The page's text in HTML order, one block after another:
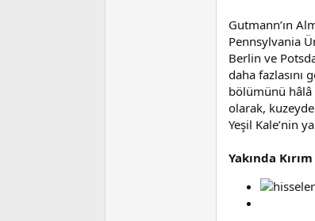
Gutmann’ın
Pennsylvania
Berlin ve
daha
bölümünü
olarak,
Yeşil Kale’nin
Yakında